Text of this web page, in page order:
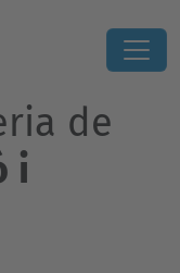
de
i